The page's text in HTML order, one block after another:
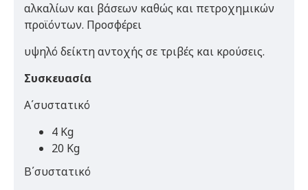
αλκαλίων και βάσεων καθώς και πετροχημικών
προϊόντων. Προσφέρει
υψηλό δείκτη αντοχής σε τριβές και κρούσεις.
Συσκευασία
Α΄συστατικό
4 Kg
20 Kg
Β΄συστατικό